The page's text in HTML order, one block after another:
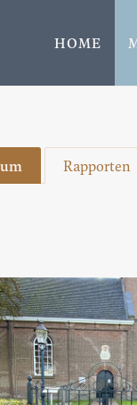
HOME
Rapporten